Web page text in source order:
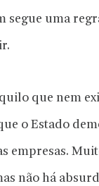
segue uma
que nem
o Estado
empresas.
não há